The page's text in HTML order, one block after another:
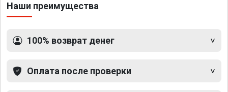
Наши преимущества
100% возврат денег
Оплата после проверки